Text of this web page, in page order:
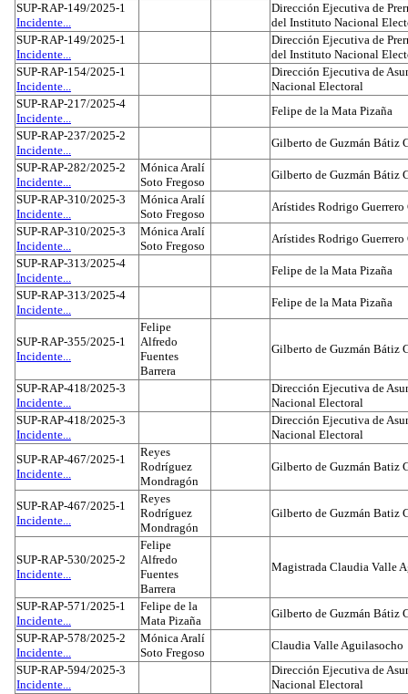
SUP-RAP-149/2025-1
Incidente...
Dirección Ejecutiva de
del Instituto Nacional
SUP-RAP-149/2025-1
Incidente...
Dirección Ejecutiva de
del Instituto Nacional
SUP-RAP-154/2025-1
Incidente...
Dirección Ejecutiva de
Nacional Electoral
SUP-RAP-217/2025-4
Incidente...
Felipe de la Mata Pizaña
SUP-RAP-237/2025-2
Incidente...
Gilberto de Guzmán Bátiz
SUP-RAP-282/2025-2
Incidente...
Mónica Aralí
Soto Fregoso
Gilberto de Guzmán Bátiz
SUP-RAP-310/2025-3
Incidente...
Mónica Aralí
Soto Fregoso
Arístides Rodrigo Guerrero
SUP-RAP-310/2025-3
Incidente...
Mónica Aralí
Soto Fregoso
Arístides Rodrigo Guerrero
SUP-RAP-313/2025-4
Incidente...
Felipe de la Mata Pizaña
SUP-RAP-313/2025-4
Incidente...
Felipe de la Mata Pizaña
SUP-RAP-355/2025-1
Incidente...
Felipe
Alfredo
Fuentes
Barrera
Gilberto de Guzmán Bátiz
SUP-RAP-418/2025-3
Incidente...
Dirección Ejecutiva de
Nacional Electoral
SUP-RAP-418/2025-3
Incidente...
Dirección Ejecutiva de
Nacional Electoral
SUP-RAP-467/2025-1
Incidente...
Reyes
Rodríguez
Mondragón
Gilberto de Guzmán Batiz
SUP-RAP-467/2025-1
Incidente...
Reyes
Rodríguez
Mondragón
Gilberto de Guzmán Batiz
SUP-RAP-530/2025-2
Incidente...
Felipe
Alfredo
Fuentes
Barrera
Magistrada Claudia Valle
SUP-RAP-571/2025-1
Incidente...
Felipe de la
Mata Pizaña
Gilberto de Guzmán Bátiz
SUP-RAP-578/2025-2
Incidente...
Mónica Aralí
Soto Fregoso
Claudia Valle Aguilasocho
SUP-RAP-594/2025-3
Incidente...
Dirección Ejecutiva de
Nacional Electoral